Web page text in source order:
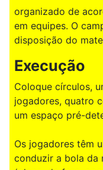
organizado de
em equipes. O
disposição do
Execução
Coloque círculos,
jogadores, quatro
um espaço pré-
Os jogadores têm
conduzir a bola da